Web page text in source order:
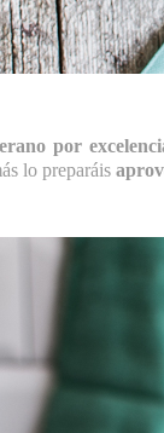
por
lo preparáis